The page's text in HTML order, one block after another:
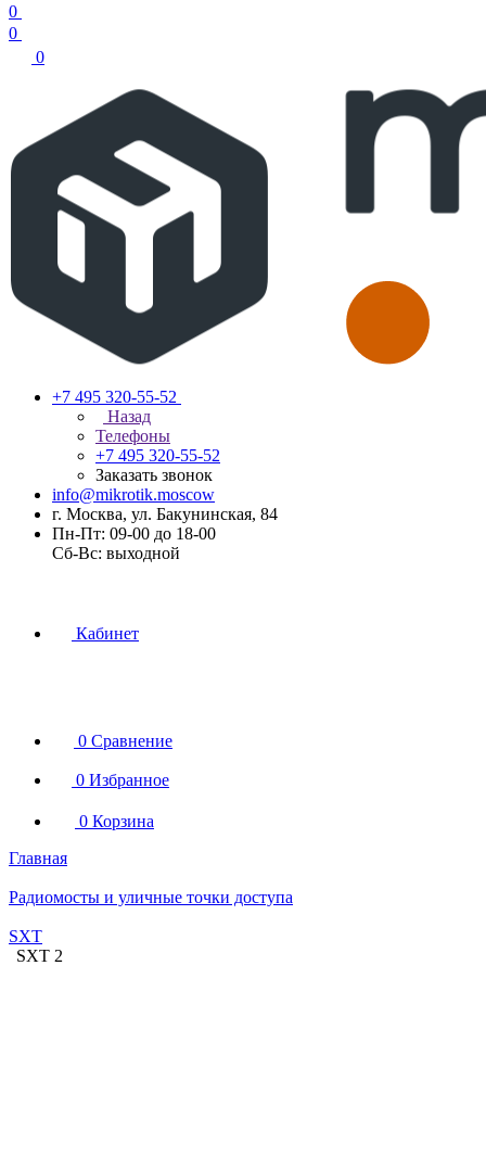
0
0
0
+7 495 320-55-52
Назад
Телефоны
+7 495 320-55-52
Заказать звонок
info@mikrotik.moscow
г. Москва, ул. Бакунинская, 84
Пн-Пт: 09-00 до 18-00
Сб-Вс: выходной
Кабинет
0 Сравнение
0 Избранное
0 Корзина
Главная
Радиомосты и уличные точки доступа
SXT
SXT 2